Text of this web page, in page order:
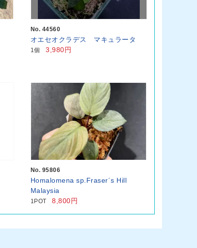
No. 44560
オエセオクラデス マキュラータ
1個 3,980円
No. 95806
Homalomena sp.Fraser´s Hill
Malaysia
1POT 8,800円